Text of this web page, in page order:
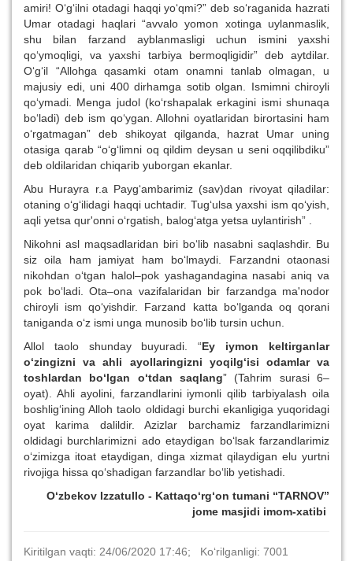
amiri! O‘g‘ilni otadagi haqqi yo‘qmi?” deb so‘raganida hazrati
Umar otadagi haqlari “avvalo yomon xotinga uylanmaslik,
shu bilan farzand ayblanmasligi uchun ismini yaxshi
qo‘ymoqligi, va yaxshi tarbiya bermoqligidir” deb aytdilar.
O‘g‘il “Allohga qasamki otam onamni tanlab olmagan, u
majusiy edi, uni 400 dirhamga sotib olgan. Ismimni chiroyli
qo‘ymadi. Menga judol (ko‘rshapalak erkagini ismi shunaqa
bo‘ladi) deb ism qo‘ygan. Allohni oyatlaridan birortasini ham
o‘rgatmagan” deb shikoyat qilganda, hazrat Umar uning
otasiga qarab “o‘g‘limni oq qildim deysan u seni oqqilibdiku”
deb oldilaridan chiqarib yuborgan ekanlar.
Abu Hurayra r.a Payg‘ambarimiz (sav)dan rivoyat qiladilar:
otaning o‘g‘ilidagi haqqi uchtadir. Tug‘ulsa yaxshi ism qo‘yish,
aqli yetsa qur'onni o‘rgatish, balog‘atga yetsa uylantirish” .
Nikohni asl maqsadlaridan biri bo‘lib nasabni saqlashdir. Bu
siz oila ham jamiyat ham bo‘lmaydi. Farzandni otaonasi
nikohdan o‘tgan halol–pok yashagandagina nasabi aniq va
pok bo‘ladi. Ota–ona vazifalaridan bir farzandga ma'nodor
chiroyli ism qo‘yishdir. Farzand katta bo‘lganda oq qorani
taniganda o‘z ismi unga munosib bo‘lib tursin uchun.
Allol taolo shunday buyuradi. “Ey iymon keltirganlar
o‘zingizni va ahli ayollaringizni yoqilg‘isi odamlar va
toshlardan bo‘lgan o‘tdan saqlang” (Tahrim surasi 6–
oyat). Ahli ayolini, farzandlarini iymonli qilib tarbiyalash oila
boshlig‘ining Alloh taolo oldidagi burchi ekanligiga yuqoridagi
oyat karima dalildir. Azizlar barchamiz farzandlarimizni
oldidagi burchlarimizni ado etaydigan bo‘lsak farzandlarimiz
o‘zimizga itoat etaydigan, dinga xizmat qilaydigan elu yurtni
rivojiga hissa qo‘shadigan farzandlar bo‘lib yetishadi.
O‘zbekov Izzatullo - Kattaqo‘rg‘on tumani “TARNOV”
jome masjidi imom-xatibi
Kiritilgan vaqti: 24/06/2020 17:46; Ko‘rilganligi: 7001